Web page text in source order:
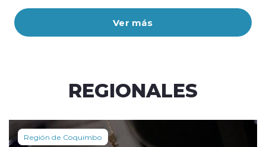
Ver más
REGIONALES
Región de Coquimbo